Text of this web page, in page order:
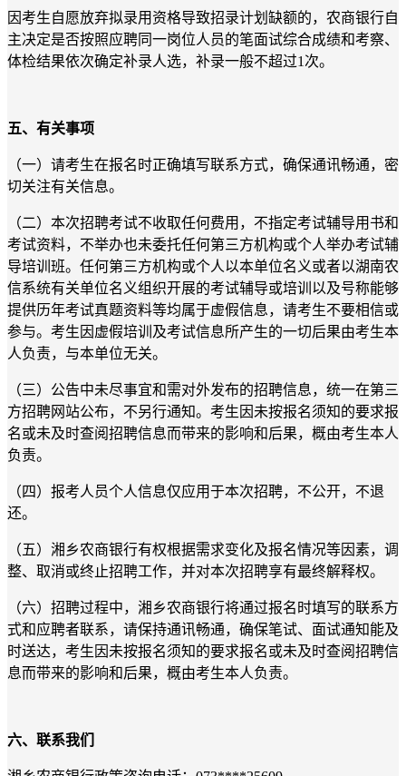
因考生自愿放弃拟录用资格导致招录计划缺额的，农商银行自
主决定是否按照应聘同一岗位人员的笔面试综合成绩和考察、
体检结果依次确定补录人选，补录一般不超过1次。
五、有关事项
（一）请考生在报名时正确填写联系方式，确保通讯畅通，密
切关注有关信息。
（二）本次招聘考试不收取任何费用，不指定考试辅导用书和
考试资料，不举办也未委托任何第三方机构或个人举办考试辅
导培训班。任何第三方机构或个人以本单位名义或者以湖南农
信系统有关单位名义组织开展的考试辅导或培训以及号称能够
提供历年考试真题资料等均属于虚假信息，请考生不要相信或
参与。考生因虚假培训及考试信息所产生的一切后果由考生本
人负责，与本单位无关。
（三）公告中未尽事宜和需对外发布的招聘信息，统一在第三
方招聘网站公布，不另行通知。考生因未按报名须知的要求报
名或未及时查阅招聘信息而带来的影响和后果，概由考生本人
负责。
（四）报考人员个人信息仅应用于本次招聘，不公开，不退
还。
（五）湘乡农商银行有权根据需求变化及报名情况等因素，调
整、取消或终止招聘工作，并对本次招聘享有最终解释权。
（六）招聘过程中，湘乡农商银行将通过报名时填写的联系方
式和应聘者联系，请保持通讯畅通，确保笔试、面试通知能及
时送达，考生因未按报名须知的要求报名或未及时查阅招聘信
息而带来的影响和后果，概由考生本人负责。
六、联系我们